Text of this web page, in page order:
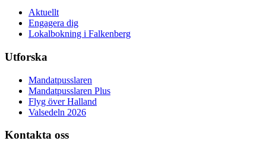
Aktuellt
Engagera dig
Lokalbokning i Falkenberg
Utforska
Mandatpusslaren
Mandatpusslaren Plus
Flyg över Halland
Valsedeln 2026
Kontakta oss